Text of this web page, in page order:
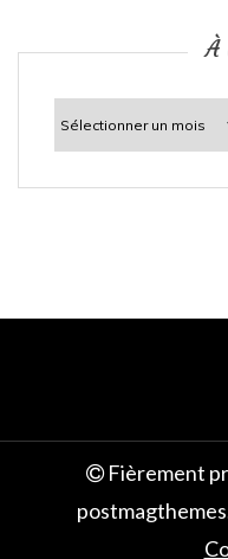
c
À
découvrir
Fièrement